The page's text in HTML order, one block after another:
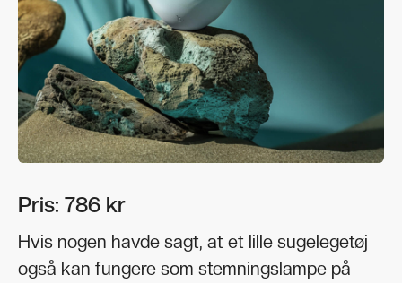
Pris: 786 kr
Hvis nogen havde sagt, at et lille sugelegetøj
også kan fungere som stemningslampe på